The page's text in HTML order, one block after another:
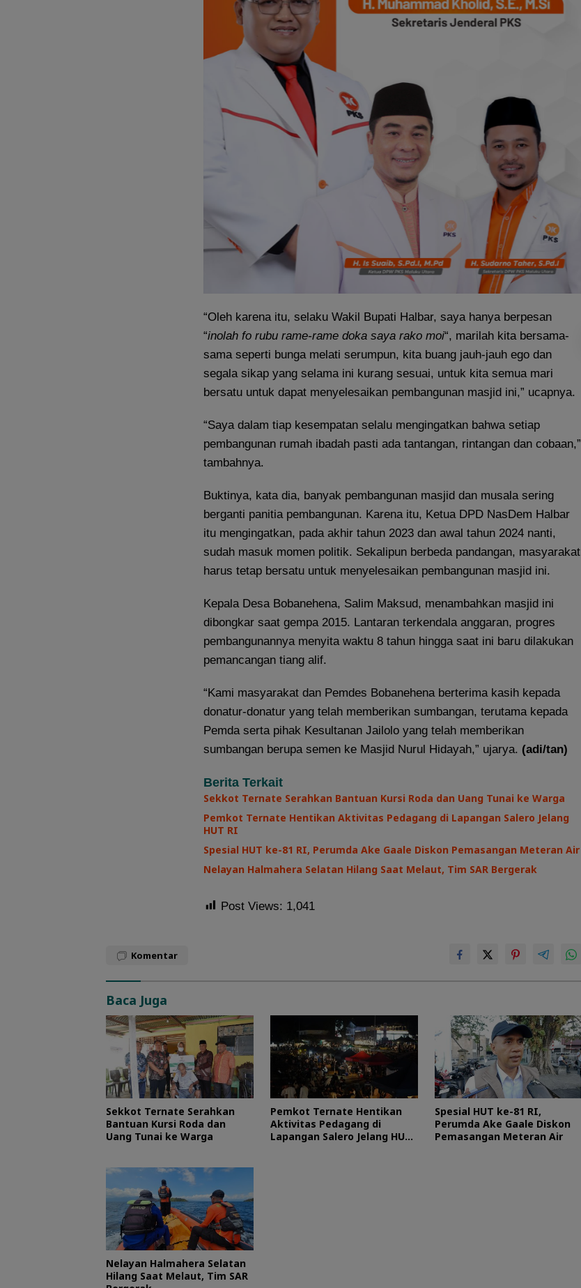
“Oleh karena itu, selaku Wakil Bupati Halbar, saya hanya berpesan
“inolah fo rubu rame-rame doka saya rako moi“, marilah kita bersama-
sama seperti bunga melati serumpun, kita buang jauh-jauh ego dan
segala sikap yang selama ini kurang sesuai, untuk kita semua mari
bersatu untuk dapat menyelesaikan pembangunan masjid ini,” ucapnya.
“Saya dalam tiap kesempatan selalu mengingatkan bahwa setiap
pembangunan rumah ibadah pasti ada tantangan, rintangan dan cobaan,”
tambahnya.
Buktinya, kata dia, banyak pembangunan masjid dan musala sering
berganti panitia pembangunan. Karena itu, Ketua DPD NasDem Halbar
itu mengingatkan, pada akhir tahun 2023 dan awal tahun 2024 nanti,
sudah masuk momen politik. Sekalipun berbeda pandangan, masyarakat
harus tetap bersatu untuk menyelesaikan pembangunan masjid ini.
Kepala Desa Bobanehena, Salim Maksud, menambahkan masjid ini
dibongkar saat gempa 2015. Lantaran terkendala anggaran, progres
pembangunannya menyita waktu 8 tahun hingga saat ini baru dilakukan
pemancangan tiang alif.
“Kami masyarakat dan Pemdes Bobanehena berterima kasih kepada
donatur-donatur yang telah memberikan sumbangan, terutama kepada
Pemda serta pihak Kesultanan Jailolo yang telah memberikan
sumbangan berupa semen ke Masjid Nurul Hidayah,” ujarya. (adi/tan)
Berita Terkait
Sekkot Ternate Serahkan Bantuan Kursi Roda dan Uang Tunai ke Warga
Pemkot Ternate Hentikan Aktivitas Pedagang di Lapangan Salero Jelang
HUT RI
Spesial HUT ke-81 RI, Perumda Ake Gaale Diskon Pemasangan Meteran Air
Nelayan Halmahera Selatan Hilang Saat Melaut, Tim SAR Bergerak
Post Views: 1,041
Komentar
Baca Juga
Sekkot Ternate Serahkan
Bantuan Kursi Roda dan
Uang Tunai ke Warga
Pemkot Ternate Hentikan
Aktivitas Pedagang di
Lapangan Salero Jelang HUT
Spesial HUT ke-81 RI,
Perumda Ake Gaale Diskon
Pemasangan Meteran Air
Nelayan Halmahera Selatan
Hilang Saat Melaut, Tim SAR